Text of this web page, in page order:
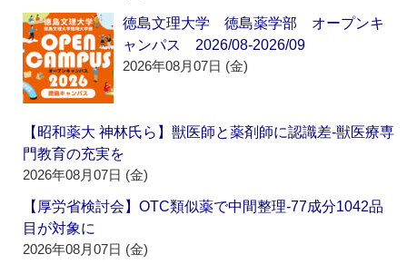
徳島文理大学 徳島薬学部 オープンキ
ャンパス 2026/08-2026/09
2026年08月07日 (金)
【昭和薬大 神林氏ら】獣医師と薬剤師に認識差‐獣医療専
門教育の充実を
2026年08月07日 (金)
【厚労省検討会】OTC類似薬で中間整理‐77成分1042品
目が対象に
2026年08月07日 (金)